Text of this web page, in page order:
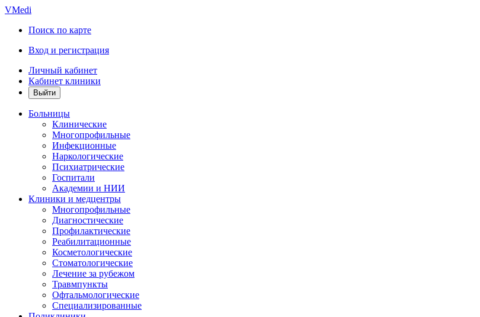
VMedi
Поиск по карте
Вход и регистрация
Личный кабинет
Кабинет клиники
Больницы
Клинические
Многопрофильные
Инфекционные
Наркологические
Психиатрические
Госпитали
Академии и НИИ
Клиники и медцентры
Многопрофильные
Диагностические
Профилактические
Реабилитационные
Косметологические
Стоматологические
Лечение за рубежом
Травмпункты
Офтальмологические
Специализированные